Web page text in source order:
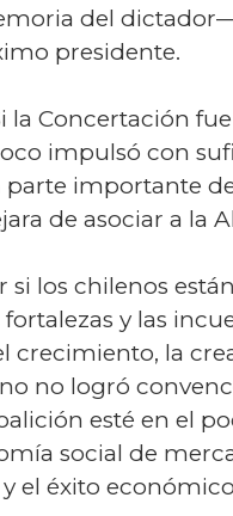
del
presidente.
la Concertación
impulsó con
importante
de asociar a la
los chilenos
y las
la
no logró
esté en el
social de
el éxito